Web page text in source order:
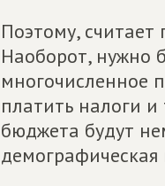
Поэтому, считает
Наоборот, нужно
многочисленное
платить налоги
бюджета будут
демографическая